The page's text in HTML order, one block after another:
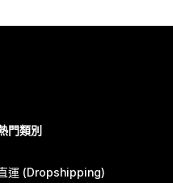
門類別
運 (Dropshipping)